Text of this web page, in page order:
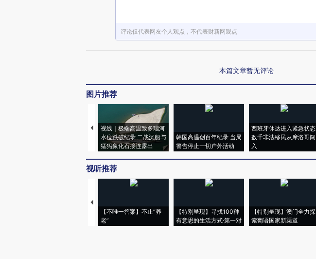
评论仅代表网友个人观点，不代表财新网观点
本篇文章暂无评论
图片推荐
视线｜极端高温致多瑙河
水位跌破纪录 二战沉船与
猛犸象化石接连露出
韩国高温创百年纪录 当局
警告停止一切户外活动
西班牙休达进入紧急状态
数千非法移民从摩洛哥闯
入
视听推荐
【不唯一答案】不止“养
老”
【特别呈现】寻找100种
有意思的生活方式·第一对
【特别呈现】澳门全力探
索葡语国家新渠道